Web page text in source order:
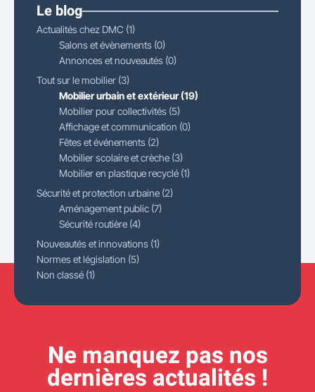
Le blog
Actualités chez DMC (1)
Salons et évènements (0)
Annonces et nouveautés (0)
Tout sur le mobilier (3)
Mobilier urbain et extérieur (19)
Mobilier pour collectivités (5)
Affichage et communication (0)
Fêtes et événements (2)
Mobilier scolaire et crèche (3)
Mobilier en plastique recyclé (1)
Sécurité et protection urbaine (2)
Aménagement public (7)
Sécurité routière (4)
Nouveautés et innovations (1)
Normes et législation (5)
Non classé (1)
Ne manquez pas nos
dernières actualités !